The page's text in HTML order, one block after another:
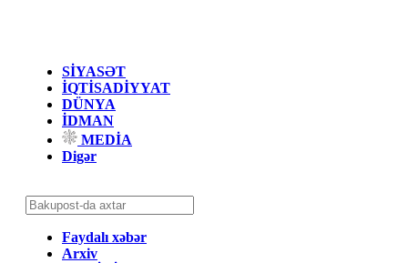
SİYASƏT
İQTİSADİYYAT
DÜNYA
İDMAN
MEDİA
Digər
Faydalı xəbər
Arxiv